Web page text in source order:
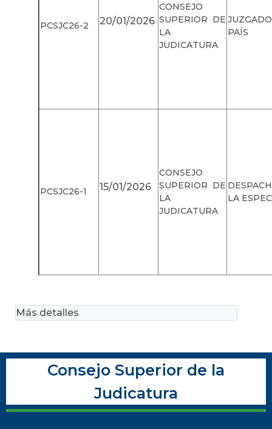
PCSJC26-2 20/01/2026
CONSEJO
SUPERIOR DE
LA
JUDICATURA
PAÍS
PCSJC26-1 15/01/2026
CONSEJO
SUPERIOR DE
LA
JUDICATURA
LA
Más detalles
Consejo Superior de la
Judicatura